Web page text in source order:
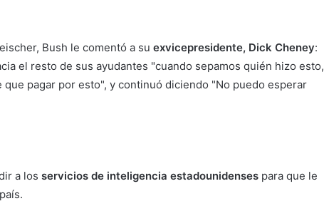
Bush le comentó a su exvicepresidente, Dick Cheney:
el resto de sus ayudantes "cuando sepamos quién hizo esto,
pagar por esto", y continuó diciendo "No puedo esperar
a los servicios de inteligencia estadounidenses para que le